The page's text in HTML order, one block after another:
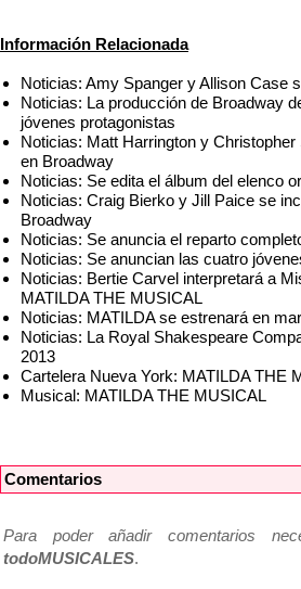
Información Relacionada
Noticias: Amy Spanger y Allison Case
Noticias: La producción de Broadway
jóvenes protagonistas
Noticias: Matt Harrington y
en Broadway
Noticias: Se edita el álbum del elenco
Noticias: Craig Bierko y Jill Paice se
Broadway
Noticias: Se anuncia el reparto
Noticias: Se anuncian las cuatro
Noticias: Bertie Carvel interpretará a
MATILDA THE MUSICAL
Noticias: MATILDA se estrenará en
Noticias: La Royal Shakespeare
2013
Cartelera Nueva York: MATILDA THE
Musical: MATILDA THE MUSICAL
Comentarios
Para poder añadir comentarios
todoMUSICALES.